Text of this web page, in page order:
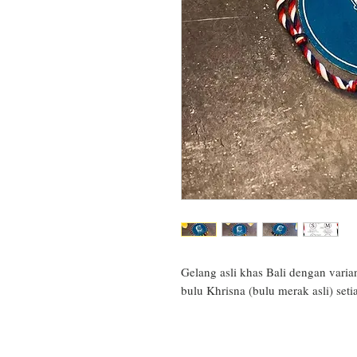
Gelang asli khas Bali dengan
bulu Khrisna (bulu merak asli)